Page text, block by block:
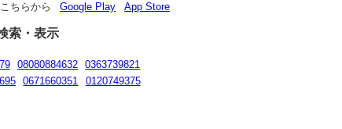
ちらから Google Play App Store
索・表示
08080884632
0363739821
0671660351
0120749375